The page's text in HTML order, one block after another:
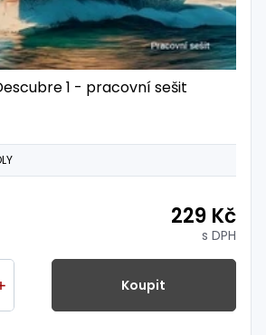
1 - pracovní sešit
229 Kč
s DPH
Koupit